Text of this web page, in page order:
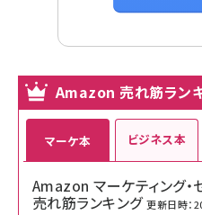
Amazon 売れ筋ラン
マーケ本
Amazon マーケティング
売れ筋ランキング 更新日時：
ビジネス本